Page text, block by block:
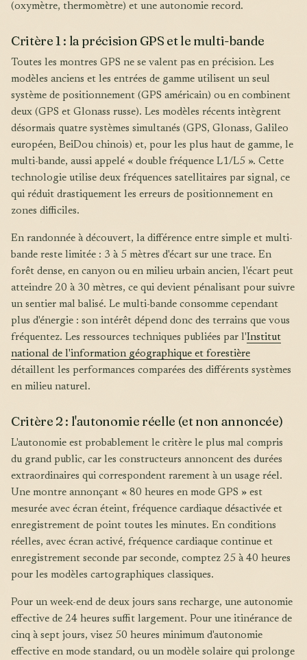
(oxymètre, thermomètre) et une autonomie record.
Critère 1 : la précision GPS et le multi-bande
Toutes les montres GPS ne se valent pas en précision. Les
modèles anciens et les entrées de gamme utilisent un seul
système de positionnement (GPS américain) ou en combinent
deux (GPS et Glonass russe). Les modèles récents intègrent
désormais quatre systèmes simultanés (GPS, Glonass, Galileo
européen, BeiDou chinois) et, pour les plus haut de gamme, le
multi-bande, aussi appelé « double fréquence L1/L5 ». Cette
technologie utilise deux fréquences satellitaires par signal, ce
qui réduit drastiquement les erreurs de positionnement en
zones difficiles.
En randonnée à découvert, la différence entre simple et multi-
bande reste limitée : 3 à 5 mètres d'écart sur une trace. En
forêt dense, en canyon ou en milieu urbain ancien, l'écart peut
atteindre 20 à 30 mètres, ce qui devient pénalisant pour suivre
un sentier mal balisé. Le multi-bande consomme cependant
plus d'énergie : son intérêt dépend donc des terrains que vous
fréquentez. Les ressources techniques publiées par l'Institut
national de l'information géographique et forestière
détaillent les performances comparées des différents systèmes
en milieu naturel.
Critère 2 : l'autonomie réelle (et non annoncée)
L'autonomie est probablement le critère le plus mal compris
du grand public, car les constructeurs annoncent des durées
extraordinaires qui correspondent rarement à un usage réel.
Une montre annonçant « 80 heures en mode GPS » est
mesurée avec écran éteint, fréquence cardiaque désactivée et
enregistrement de point toutes les minutes. En conditions
réelles, avec écran activé, fréquence cardiaque continue et
enregistrement seconde par seconde, comptez 25 à 40 heures
pour les modèles cartographiques classiques.
Pour un week-end de deux jours sans recharge, une autonomie
effective de 24 heures suffit largement. Pour une itinérance de
cinq à sept jours, visez 50 heures minimum d'autonomie
effective en mode standard, ou un modèle solaire qui prolonge